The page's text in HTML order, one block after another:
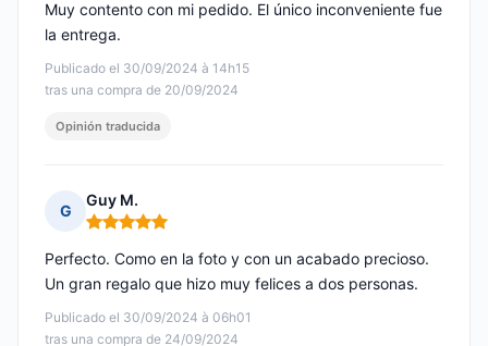
Publicado el 30/09/2024 à 14h15
tras una compra de 20/09/2024
Muy contento con mi pedido. El único inconveniente fue
la entrega.
Opinión traducida
G
Guy M.
Nota: 5 de 5
Publicado el 30/09/2024 à 06h01
tras una compra de 24/09/2024
Perfecto. Como en la foto y con un acabado precioso.
Un gran regalo que hizo muy felices a dos personas.